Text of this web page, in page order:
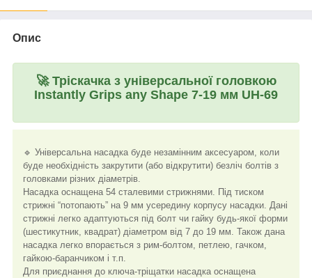
Опис
🚀 Тріскачка з універсальної головкою
Instantly Grips any Shape 7-19 мм UH-69
🔹 Універсальна насадка буде незамінним аксесуаром, коли
буде необхідність закрутити (або відкрутити) безліч болтів з
головками різних діаметрів.
Насадка оснащена 54 сталевими стрижнями. Під тиском
стрижні “потопають” на 9 мм усередину корпусу насадки. Дані
стрижні легко адаптуються під болт чи гайку будь-якої форми
(шестикутник, квадрат) діаметром від 7 до 19 мм. Також дана
насадка легко впорається з рим-болтом, петлею, гачком,
гайкою-баранчиком і т.п.
Для приєднання до ключа-тріщатки насадка оснащена